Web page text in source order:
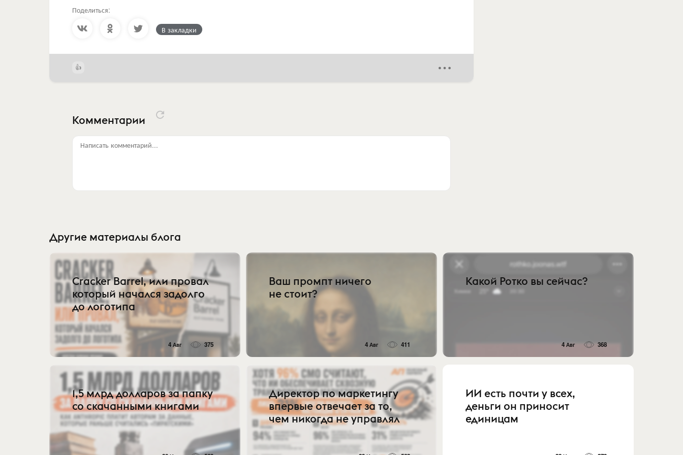
Поделиться:
В закладки
Комментарии
Написать комментарий...
Другие материалы блога
Cracker Barrel, или провал
который начался задолго
до логотипа
4 Авг 375
Ваш промпт ничего
не стоит?
4 Авг 411
Какой Ротко вы сейчас?
4 Авг 368
1,5 млрд долларов за папку
со скачанными книгами
Директор по маркетингу
впервые отвечает за то,
чем никогда не управлял
ИИ есть почти у всех,
деньги он приносит
единицам